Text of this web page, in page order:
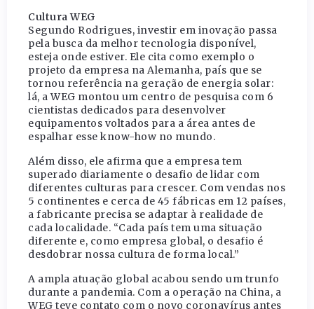
Cultura WEG
Segundo Rodrigues, investir em inovação passa
pela busca da melhor tecnologia disponível,
esteja onde estiver. Ele cita como exemplo o
projeto da empresa na Alemanha, país que se
tornou referência na geração de energia solar:
lá, a WEG montou um centro de pesquisa com 6
cientistas dedicados para desenvolver
equipamentos voltados para a área antes de
espalhar esse know-how no mundo.
Além disso, ele afirma que a empresa tem
superado diariamente o desafio de lidar com
diferentes culturas para crescer. Com vendas nos
5 continentes e cerca de 45 fábricas em 12 países,
a fabricante precisa se adaptar à realidade de
cada localidade. “Cada país tem uma situação
diferente e, como empresa global, o desafio é
desdobrar nossa cultura de forma local.”
A ampla atuação global acabou sendo um trunfo
durante a pandemia. Com a operação na China, a
WEG teve contato com o novo coronavírus antes